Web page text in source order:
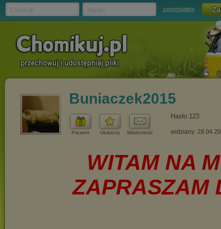
zapomniałem
Buniaczek2015
Prezent Ulubiony Wiadomość
Hasło 123
widziany: